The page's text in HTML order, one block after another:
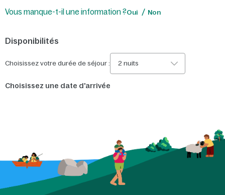
Vous manque-t-il une information ?Oui Non
Disponibilités
Choisissez votre durée de séjour : 2 nuits
Choisissez une date d'arrivée